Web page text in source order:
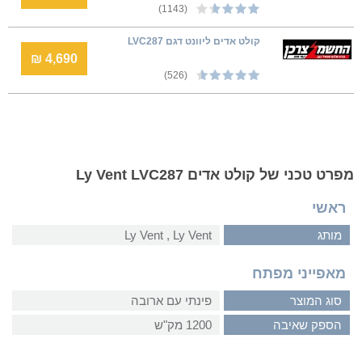
(1143)
קולט אדים ליוונט דגם LVC287
(526)
4,690 ₪
מפרט טכני של קולט אדים Ly Vent LVC287
ראשי
מותג Ly Vent‏ , ‏Ly Vent
מאפייני מפתח
סוג המוצר
פינתי עם ארובה
הספק שאיבה
1200 מק"ש